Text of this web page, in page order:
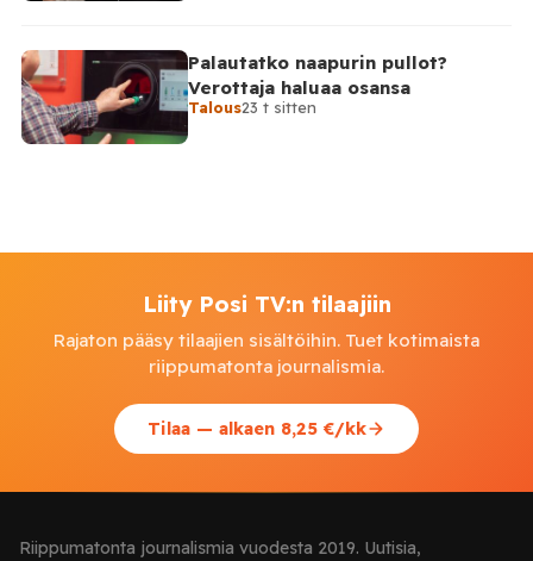
Palautatko naapurin pullot?
Verottaja haluaa osansa
Talous23 t sitten
Liity Posi TV:n tilaajiin
Rajaton pääsy tilaajien sisältöihin. Tuet kotimaista
riippumatonta journalismia.
Tilaa — alkaen 8,25 €/kk
Riippumatonta journalismia vuodesta 2019. Uutisia,